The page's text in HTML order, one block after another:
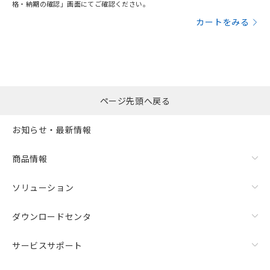
格・納期の確認」画面にてご確認ください。
カートをみる
ページ先頭へ戻る
お知らせ・最新情報
商品情報
ソリューション
ダウンロードセンタ
サービスサポート